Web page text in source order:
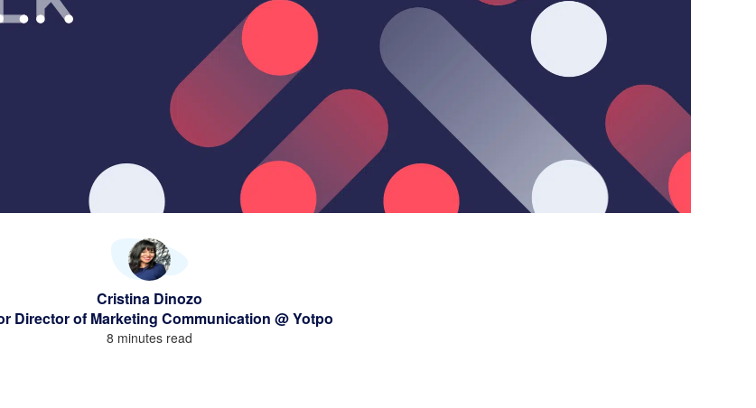
Cristina Dinozo
Director of Marketing Communication @ Yotpo
8 minutes read